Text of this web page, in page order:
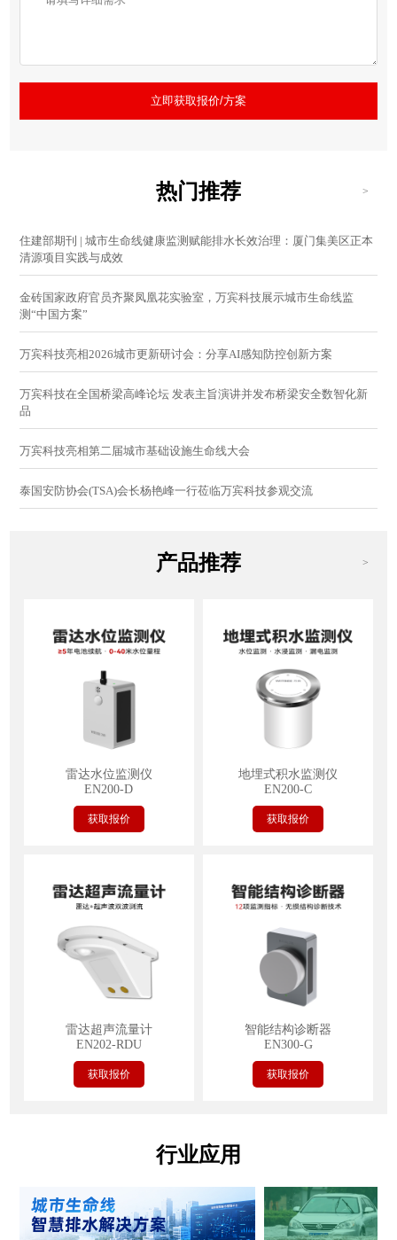
立即获取报价/方案
热门推荐 >
住建部期刊 | 城市生命线健康监测赋能排水长效治理：厦门集美区正本
清源项目实践与成效
金砖国家政府官员齐聚凤凰花实验室，万宾科技展示城市生命线监
测“中国方案”
万宾科技亮相2026城市更新研讨会：分享AI感知防控创新方案
万宾科技在全国桥梁高峰论坛 发表主旨演讲并发布桥梁安全数智化新
品
万宾科技亮相第二届城市基础设施生命线大会
泰国安防协会(TSA)会长杨艳峰一行莅临万宾科技参观交流
产品推荐 >
雷达水位监测仪
EN200-D
获取报价
地埋式积水监测仪
EN200-C
获取报价
雷达超声流量计
EN202-RDU
获取报价
智能结构诊断器
EN300-G
获取报价
行业应用